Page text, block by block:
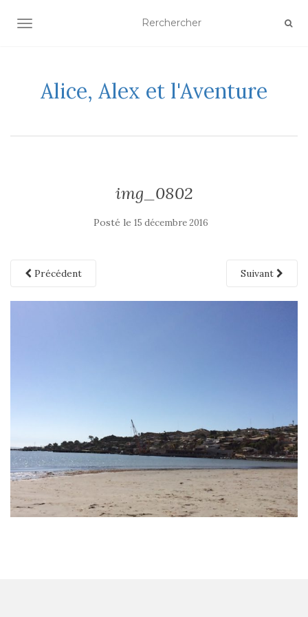
AFFICHER/MASQUER LA NAVIGATION
Alice, Alex et l'Aventure
img_0802
Posté le 15 décembre 2016
Précédent Suivant